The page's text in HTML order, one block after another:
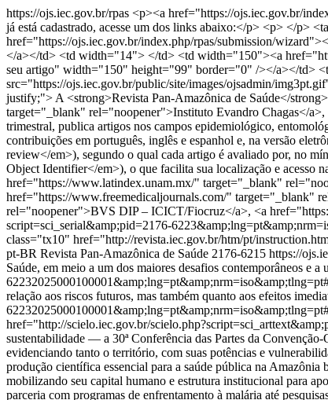
https://ojs.iec.gov.br/rpas <p><a href="https://ojs.iec.gov.br/
já está cadastrado, acesse um dos links abaixo:</p> <p> </
href="https://ojs.iec.gov.br/index.php/rpas/submission/
</a></td> <td width="14"> </td> <td width="150"><a
seu artigo" width="150" height="99" border="0" /></a></td>
src="https://ojs.iec.gov.br/public/site/images/ojsadmin/
justify;"> A <strong>Revista Pan-Amazônica de Saúde</
target="_blank" rel="noopener">Instituto Evandro Chagas</a>,
trimestral, publica artigos nos campos epidemiológico,
contribuições em português, inglês e espanhol e, na versão
review</em>), segundo o qual cada artigo é avaliado por, no
Object Identifier</em>), o que facilita sua localização e acesso
href="https://www.latindex.unam.mx/" target="_blank"
href="https://www.freemedicaljournals.com/" target="_blank"
rel="noopener">BVS DIP – ICICT/Fiocruz</a>, <a
script=sci_serial&amp;pid=2176-
class="tx10" href="http://revista.iec.gov.br/htm/pt/
pt-BR Revista Pan-Amazônica de Saúde 2176-6215 https://
Saúde, em meio a um dos maiores desafios contemporâneos
relação aos riscos futuros, mas também quanto aos efeitos
href="http://scielo.iec.gov.br/
sustentabilidade — a 30ª Conferência das Partes da
evidenciando tanto o território, com suas potências e
produção científica essencial para a saúde pública na
mobilizando seu capital humano e estrutura institucional para
parceria com programas de enfrentamento à malária até